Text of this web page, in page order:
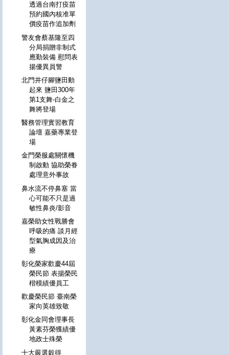
透過台南打疫苗
預約國內核准單
價疫苗作追加劑
警友會蔡基隆至四
分局捐贈非制式
應勤裝備 慰問表
揚優異員警
北門井仔腳鹽田動
起來 鹽田300年
第1支舞-白金之
舞將登場
醫務管理實習教育
論壇 嘉藥專業登
場
金門榮服處關懷機
制啟動 協助榮眷
處理意外事故
鼻水流不停鼻塞 當
心可能不只是過
敏性鼻炎/影音
嘉榮助女性戰勝會
呼吸的痛 談月經
型氣胸成因及治
療
彰化榮家歡慶44屆
榮民節 表揚榮民
楷模績優員工
歡慶榮民節 臺南榮
家向英雄致敬
彰化金同會理事長
黃素芬榮獲績優
地政士殊榮
十大嚴選穀得